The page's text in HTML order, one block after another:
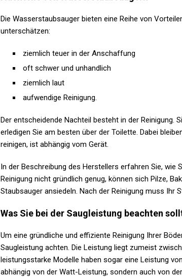
Die Wasserstaubsauger bieten eine Reihe von
unterschätzen:
ziemlich teuer in der Anschaffung
oft schwer und unhandlich
ziemlich laut
aufwendige Reinigung.
Der entscheidende Nachteil besteht in der Reinigung.
erledigen Sie am besten über der Toilette. Dabei
reinigen, ist abhängig vom Gerät.
In der Beschreibung des Herstellers erfahren Sie, wie
Reinigung nicht gründlich genug, können sich Pilze,
Staubsauger ansiedeln. Nach der Reinigung muss Ihr
Was Sie bei der Saugleistung beachten
Um eine gründliche und effiziente Reinigung Ihrer
Saugleistung achten. Die Leistung liegt zumeist
leistungsstarke Modelle haben sogar eine Leistung
abhängig von der Watt-Leistung, sondern auch von